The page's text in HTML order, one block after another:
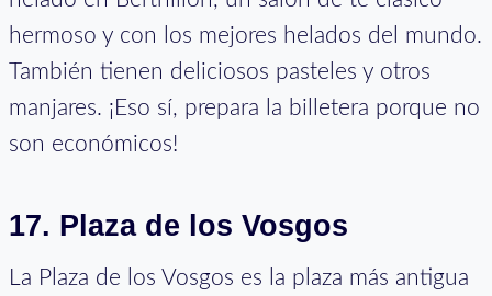
hermoso y con los mejores helados del mundo.
También tienen deliciosos pasteles y otros
manjares. ¡Eso sí, prepara la billetera porque no
son económicos!
17. Plaza de los Vosgos
La Plaza de los Vosgos es la plaza más antigua